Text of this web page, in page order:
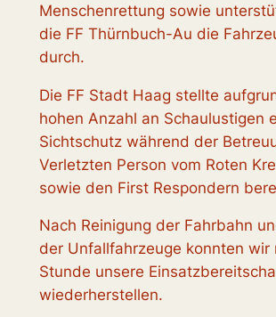
Menschenrettung sowie
die FF Thürnbuch-Au die
durch.
Die FF Stadt Haag stellte
hohen Anzahl an Schaulustigen
Sichtschutz während der
Verletzten Person vom Roten
sowie den First Respondern
Nach Reinigung der Fahrbahn
der Unfallfahrzeuge konnten wir
Stunde unsere
wiederherstellen.